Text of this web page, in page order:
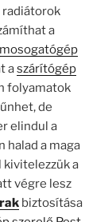
radiátorok
a
mosogatógép
aszárítógép
folyamatok
de
elindul a
halad a maga
kivitelezzük a
végre lesz
biztosítása